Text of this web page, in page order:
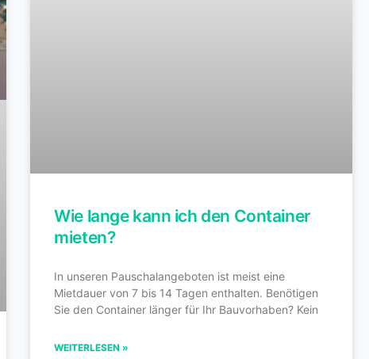
Wie lange kann ich den Container
mieten?
In unseren Pauschalangeboten ist meist eine
Mietdauer von 7 bis 14 Tagen enthalten. Benötigen
Sie den Container länger für Ihr Bauvorhaben? Kein
WEITERLESEN »